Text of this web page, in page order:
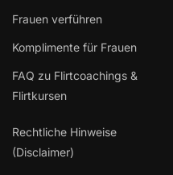
Frauen verführen
Komplimente für Frauen
FAQ zu Flirtcoachings &
Flirtkursen
Rechtliche Hinweise
(Disclaimer)